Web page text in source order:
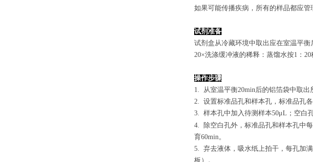
如果可能传播疾病，所有的样品都应管
试剂准备
试剂盒从冷藏环境中取出应在室温平衡
20×洗涤缓冲液的稀释：蒸馏水按1：
操作步骤
1. 从室温平衡20min后的铝箔袋中取
2. 设置标准品孔和样本孔，标准品孔
3. 样本孔中 加 入待测样本50μL；空白
4.
除空白孔外，标准品孔和样本孔中
育60min。
5. 弃去液体，吸水纸上拍干，每孔加
板）。